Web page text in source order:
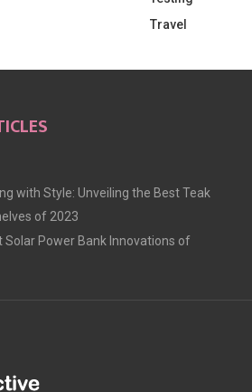
Travel
with Style: Unveiling the Best Teak
of 2023
Solar Power Bank Innovations of